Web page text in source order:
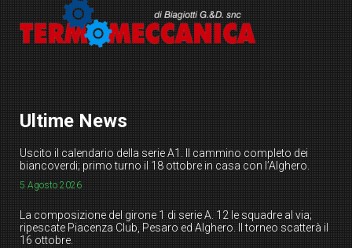
Ultime News
Uscito il calendario della serie A1. Il cammino completo dei
biancoverdi; primo turno il 18 ottobre in casa con l’Alghero.
5 Agosto 2026
La composizione del girone 1 di serie A. 12 le squadre al via;
ripescate Piacenza Club, Pesaro ed Alghero. Il torneo scatterà il
16 ottobre.